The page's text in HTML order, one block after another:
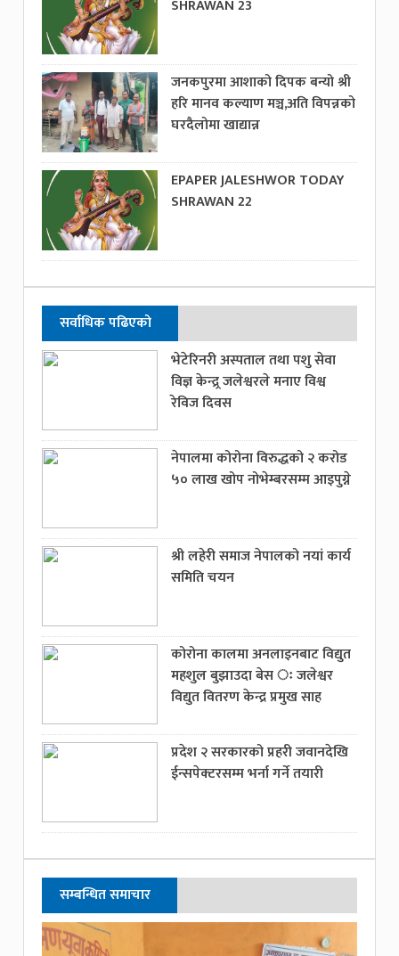
SHRAWAN 23
जनकपुरमा आशाको दिपक बन्यो श्री
हरि मानव कल्याण मञ्च,अति विपन्नको
घरदैलोमा खाद्यान्न
EPAPER JALESHWOR TODAY
SHRAWAN 22
सर्वाधिक पढिएको
भेटेरिनरी अस्पताल तथा पशु सेवा
विज्ञ केन्द्र्र जलेश्वरले मनाए विश्व
रेविज दिवस
नेपालमा कोरोना विरुद्धको २ करोड
५० लाख खोप नोभेम्बरसम्म आइपुग्ने
श्री लहेरी समाज नेपालको नयां कार्य
समिति चयन
कोरोना कालमा अनलाइनबाट विद्युत
महशुल बुझाउदा बेस ः जलेश्वर
विद्युत वितरण केन्द्र प्रमुख साह
प्रदेश २ सरकारको प्रहरी जवानदेखि
ईन्सपेक्टरसम्म भर्ना गर्ने तयारी
सम्बन्धित समाचार